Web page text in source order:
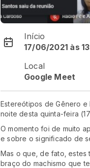
Início
17/06/2021 às
Local
Google Meet
Estereótipos de Gênero
noite desta quinta-feira
O momento foi de muito
e sobre o significado de
Mas o que, de fato, estes
braço do machismo que